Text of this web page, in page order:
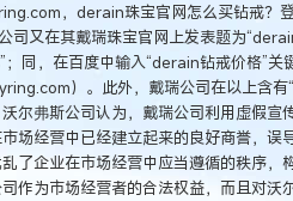
，derain珠宝官网怎么买钻戒？
又在其戴瑞珠宝官网上发表题为
同，在百度中输入“derain钻戒价格”关
）。此外，戴瑞公司在以上含
尔弗斯公司认为，戴瑞公司利用虚假宣
场经营中已经建立起来的良好商誉，误
了企业在市场经营中应当遵循的秩序，
作为市场经营者的合法权益，而且对沃